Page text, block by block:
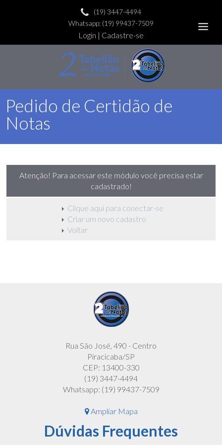
(19) 3447-4494
Whatsapp: (19) 99437-7509
Login | Cadastre-se
Pedido de Certidão de
Notas
Atenção! Para acessar este módulo você precisa estar
cadastrado!
Clique aqui para conectar-se
Criar um novo cadastro
Voltar
Rua São José, 490 - Centro
Piracicaba/SP
CEP: 13400-330
(19) 3447-4494
Whatsapp: (19) 99437-7509
Ampliar Mapa
Dúvidas Frequentes